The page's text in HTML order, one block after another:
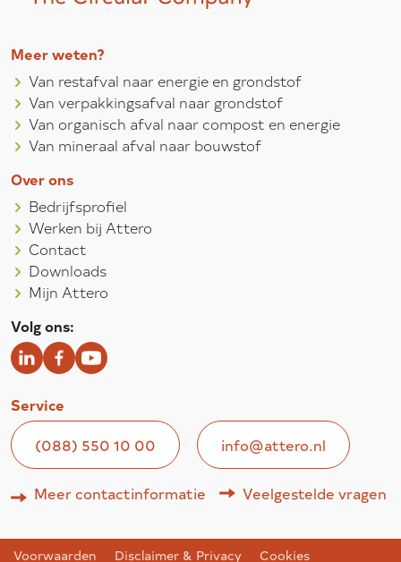
Meer weten?
Van restafval naar energie en grondstof
Van verpakkingsafval naar grondstof
Van organisch afval naar compost en energie
Van mineraal afval naar bouwstof
Over ons
Bedrijfsprofiel
Werken bij Attero
Contact
Downloads
Mijn Attero
Volg ons:
Service
(088) 550 10 00 info@attero.nl
Meer contactinformatie Veelgestelde vragen
Voorwaarden Disclaimer & Privacy Cookies